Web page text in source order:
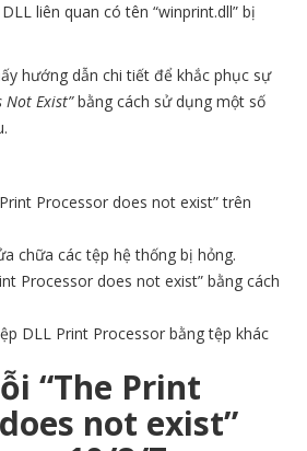
liên quan có tên “winprint.dll” bị
hướng dẫn chi tiết để khắc phục sự
Not Exist”bằng cách sử dụng một số
Processor does not exist” trên
chữa các tệp hệ thống bị hỏng.
Processor does not exist” bằng cách
DLL Print Processor bằng tệp khác
“The Print
not exist”